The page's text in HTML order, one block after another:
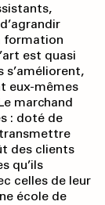
formation
est quasi
s’améliorent,
eux-mêmes
marchand
: doté de
des clients
qu’ils
celles de leur
école de